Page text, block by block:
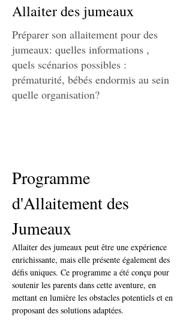
Allaiter des jumeaux
Préparer son allaitement pour des
jumeaux: quelles informations ,
quels scénarios possibles :
prématurité, bébés endormis au sein
quelle organisation?
Programme
d'Allaitement des
Jumeaux
Allaiter des jumeaux peut être une expérience
enrichissante, mais elle présente également des
défis uniques. Ce programme a été conçu pour
soutenir les parents dans cette aventure, en
mettant en lumière les obstacles potentiels et en
proposant des solutions adaptées.